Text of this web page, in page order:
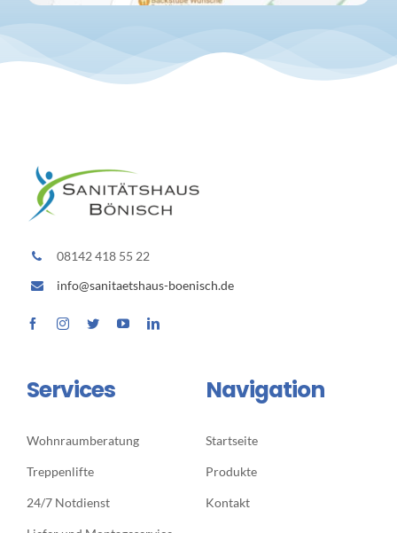
08142 418 55 22
info@sanitaetshaus-boenisch.de
Services
Wohnraumberatung
Treppenlifte
24/7 Notdienst
Navigation
Startseite
Produkte
Kontakt